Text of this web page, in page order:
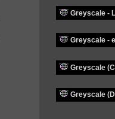
Greyscale -
Greyscale -
Greyscale
Greyscale